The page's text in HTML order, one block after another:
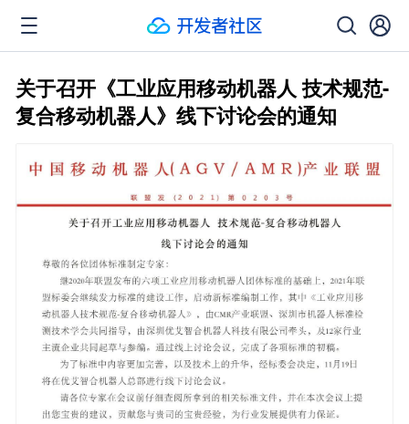
关于召开《工业应用移动机器人 技术规范-
复合移动机器人》线下讨论会的通知